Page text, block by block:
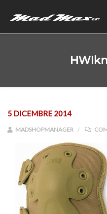
5 DICEMBRE 2014
MADSHOPMANAGER